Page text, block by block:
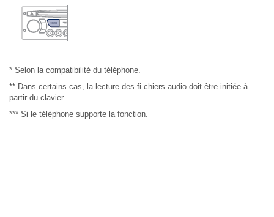
* Selon la compatibilité du téléphone.
** Dans certains cas, la lecture des fi chiers audio doit être initiée à
partir du clavier.
*** Si le téléphone supporte la fonction.